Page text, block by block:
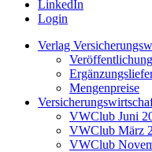
LinkedIn
Login
Verlag
Mengenpreise
VWClub Juni
VWClub März
VWClub